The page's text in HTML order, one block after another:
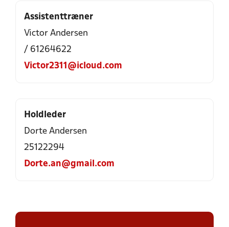
Assistenttræner
Victor Andersen
/ 61264622
Victor2311@icloud.com
Holdleder
Dorte Andersen
25122294
Dorte.an@gmail.com